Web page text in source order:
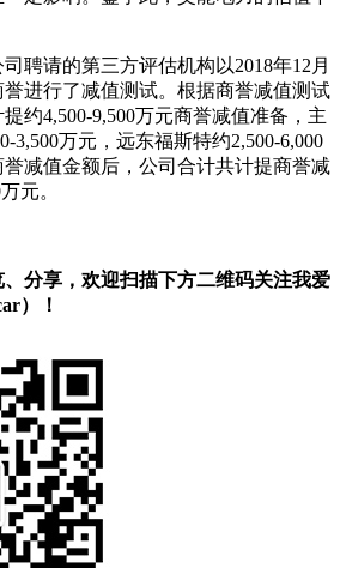
聘请的第三方评估机构以2018年12月
进行了减值测试。根据商誉减值测试
约4,500-9,500万元商誉减值准备，主
3,500万元，远东福斯特约2,500-6,000
减值金额后，公司合计共计提商誉减
元。
分享，欢迎扫描下方二维码关注我爱
）！